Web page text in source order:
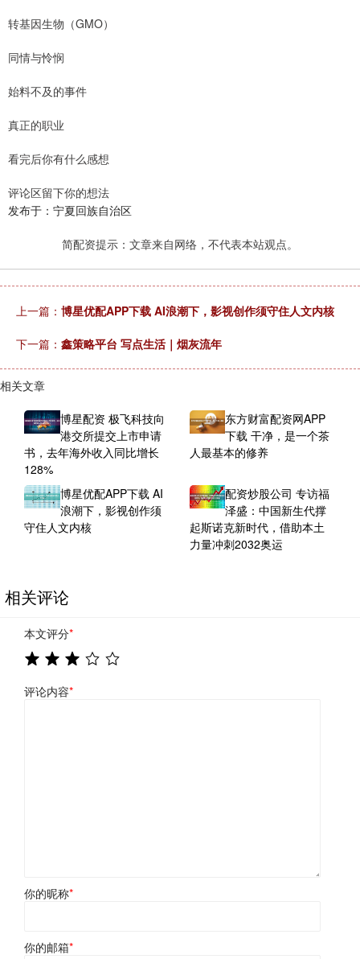
转基因生物（GMO）
同情与怜悯
始料不及的事件
真正的职业
看完后你有什么感想
评论区留下你的想法
发布于：宁夏回族自治区
简配资提示：文章来自网络，不代表本站观点。
上一篇： 博星优配APP下载 AI浪潮下，影视创作须守住人文内核
下一篇： 鑫策略平台 写点生活｜烟灰流年
相关文章
博星配资 极飞科技向
港交所提交上市申请
书，去年海外收入同比增长
128%
东方财富配资网APP
下载 干净，是一个茶
人最基本的修养
博星优配APP下载 AI
浪潮下，影视创作须
守住人文内核
配资炒股公司 专访福
泽盛：中国新生代撑
起斯诺克新时代，借助本土
力量冲刺2032奥运
相关评论
本文评分*
评论内容*
你的昵称*
你的邮箱*